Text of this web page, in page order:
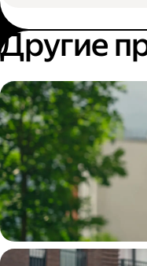
Другие
Пеший